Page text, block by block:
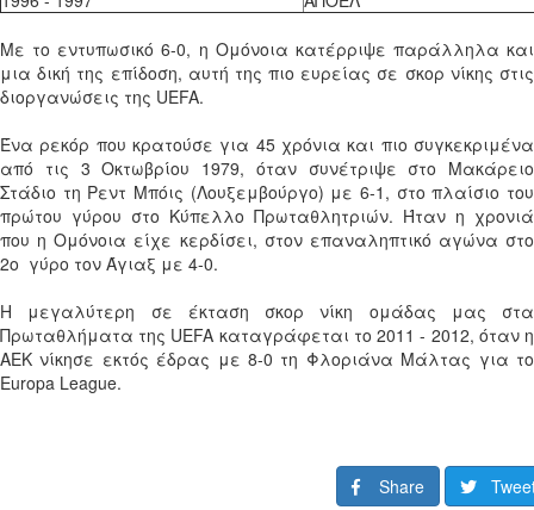
Με το εντυπωσικό 6-0, η Ομόνοια κατέρριψε παράλληλα και
μια δική της επίδοση, αυτή της πιο ευρείας σε σκορ νίκης στις
διοργανώσεις της UEFA.
Ένα ρεκόρ που κρατούσε για 45 χρόνια και πιο συγκεκριμένα
από τις 3 Οκτωβρίου 1979, όταν συνέτριψε στο Μακάρειο
Στάδιο τη Ρεντ Μπόις (Λουξεμβούργο) με 6-1, στο πλαίσιο του
πρώτου γύρου στο Κύπελλο Πρωταθλητριών. Ήταν η χρονιά
που η Ομόνοια είχε κερδίσει, στον επαναληπτικό αγώνα στο
2ο γύρο τον Άγιαξ με 4-0.
Η μεγαλύτερη σε έκταση σκορ νίκη ομάδας μας στα
Πρωταθλήματα της UEFA καταγράφεται το 2011 - 2012, όταν η
ΑΕΚ νίκησε εκτός έδρας με 8-0 τη Φλοριάνα Μάλτας για το
Europa League.
Share